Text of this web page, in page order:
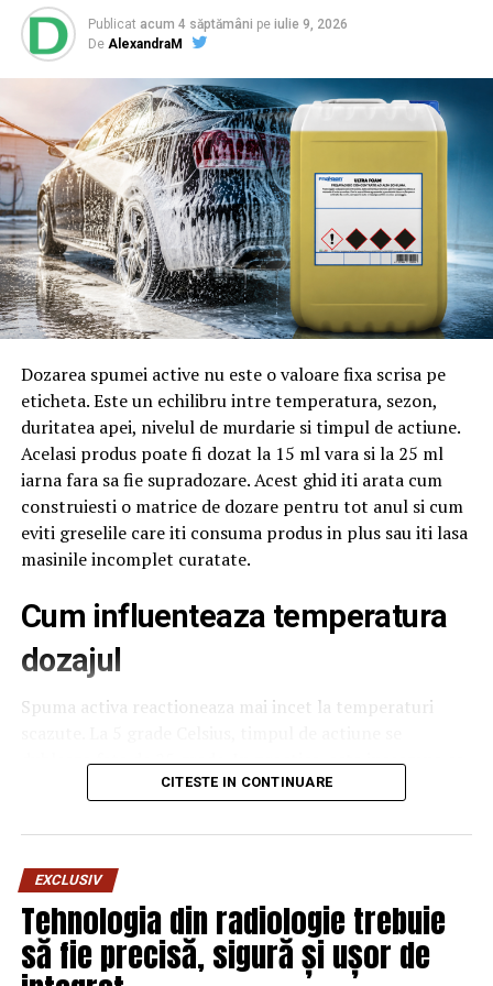
Articolul
Ziarul Incisiv de Prahova.
ARTICOLE PE ACEIASI TEMA: PRIMA
URMATORUL
GRUPUL DE CRIMA ORGANIZATA DIN PRAHOVA
COORDONAT DE DNA ST PLOIESTI SI “ORORILE” COMISE
(III)
NU RATATI
DGPI a dat ”Caracal”-ul acum 7 luni!
Publicat acum 4 săptămâni pe iulie 9, 2026
De AlexandraM
Dozarea spumei active nu este o valoare fixa scrisa pe
eticheta. Este un echilibru intre temperatura, sezon,
duritatea apei, nivelul de murdarie si timpul de actiune.
Acelasi produs poate fi dozat la 15 ml vara si la 25 ml
iarna fara sa fie supradozare. Acest ghid iti arata cum
construiesti o matrice de dozare pentru tot anul si cum
eviti greselile care iti consuma produs in plus sau iti lasa
masinile incomplet curatate.
Cum influenteaza temperatura
dozajul
Spuma activa reactioneaza mai incet la temperaturi
dubleaza fata de 25 grade. In practica, asta inseamna ca
iarna nu trebuie sa cresti doza, ci timpul de contact.
aplicare in functie de sezon. Daca nu ai aceasta setare,
antreneaza echipa sa lase spuma mai mult timp pe
caroserie iarna. Cresterile de doza iarna sunt o greseala
frecventa care iti consuma produs fara beneficii reale.
Cum influenteaza sezonul
CITESTE IN CONTINUARE
EXCLUSIV
Tehnologia din radiologie trebuie
să fie precisă, sigură și ușor de